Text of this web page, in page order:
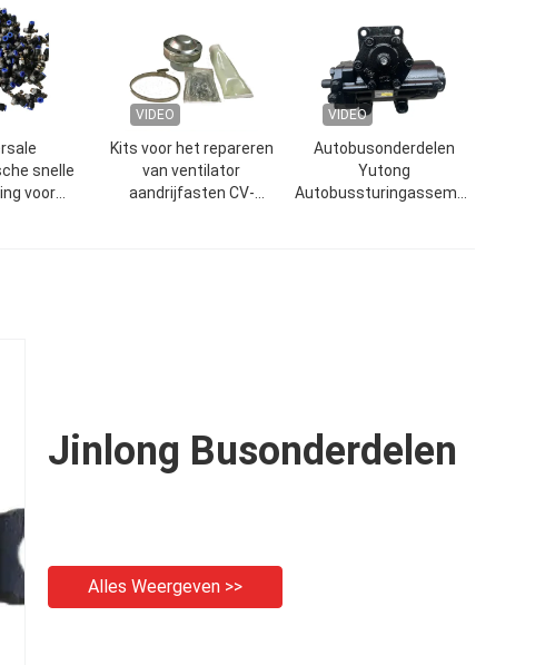
snelle
voor
VIDEO
Kits voor het repareren
van ventilator
aandrijfasten CV-
VIDEO
Autobusonderdelen
Yutong
Autobussturingassemblage
Jinlong Busonderdelen
Alles Weergeven >>